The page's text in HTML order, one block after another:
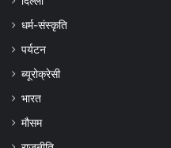
धर्म-संस्कृति
पर्यटन
ब्यूरोक्रेसी
भारत
मौसम